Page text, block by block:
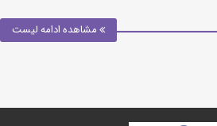
مشاهده ادامه لیست